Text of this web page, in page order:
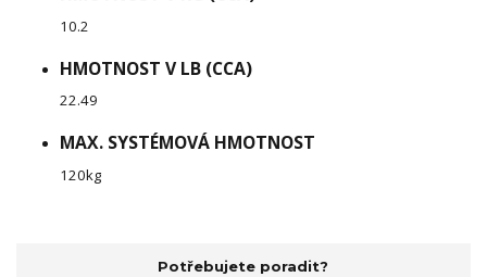
10.2
HMOTNOST V LB (CCA)
22.49
MAX. SYSTÉMOVÁ HMOTNOST
120kg
Potřebujete poradit?